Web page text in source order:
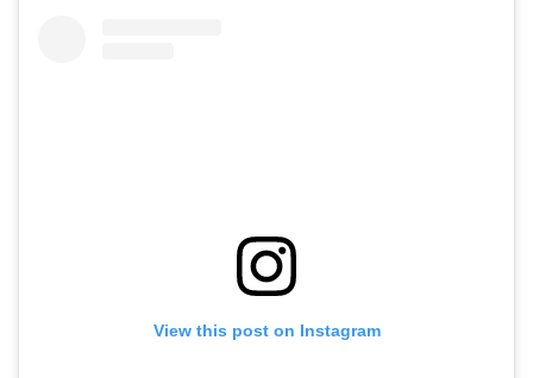
View this post on Instagram